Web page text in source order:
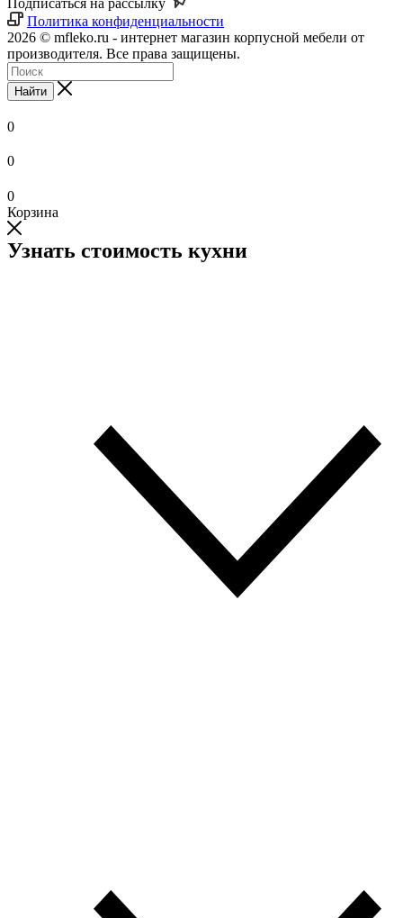
Подписаться на рассылку
Политика конфиденциальности
2026 © mfleko.ru - интернет магазин корпусной мебели от
производителя. Все права защищены.
Найти
0
0
0
Корзина
Узнать стоимость кухни